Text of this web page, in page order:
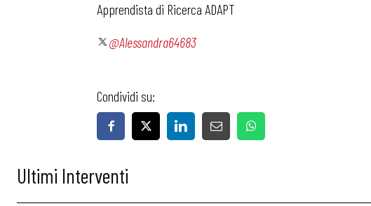
Apprendista di Ricerca ADAPT
@Alessandra64683
Condividi su:
Ultimi Interventi